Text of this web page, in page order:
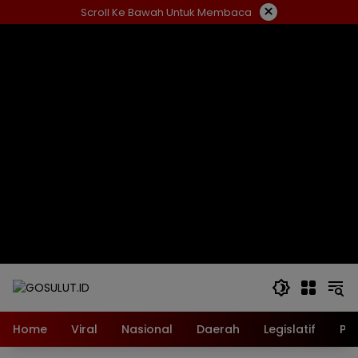
ke
Scroll Ke Bawah Untuk Membaca ×
Home Viral Nasional Daerah Legislatif